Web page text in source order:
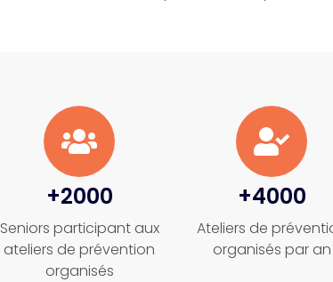
+2000
Seniors participant aux
ateliers de prévention
organisés
+4000
Ateliers de
organisés par an